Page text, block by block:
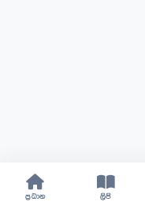
ප්‍රධාන ලිපි